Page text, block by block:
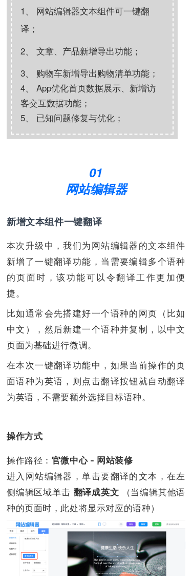
1、 网站编辑器文本组件可一键翻
译；
2、 文章、产品新增导出功能；
3、 购物车新增导出购物清单功能；
4、 App优化首页数据展示、新增访
客交互数据功能；
5、 已知问题修复与优化；
01
网站编辑器
新增文本组件一键翻译
本次升级中，我们为网站编辑器的文本组件
新增了一键翻译功能， 当需要编辑多个语种
的页面时，该功能可以 令翻译工作更加便
捷。
比如通常会先搭建好一个语种的网页（比如
中文），然后新建一个语种并复制，以中文
页面为基础进行微调。
在本次一键翻译功能中，如果当前操作的页
面语种为英语，则点击翻译按钮就自动翻译
为英语，不需要额外选择目标语种。
操作方式
操作路径： 官微中心 - 网站装修
进入网站编辑器，单击要翻译的文本，在左
侧编辑区域单击 翻译成英文
（当编辑其他语
种的页面时，此处将显示对应的语种）